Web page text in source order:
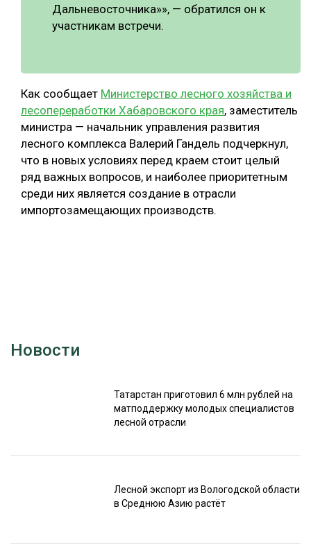
Дальневосточника»», — обратился он к
участникам встречи.
Как сообщает Министерство лесного хозяйства и
лесопереработки Хабаровского края, заместитель
министра — начальник управления развития
лесного комплекса Валерий Гандель подчеркнул,
что в новых условиях перед краем стоит целый
ряд важных вопросов, и наиболее приоритетным
среди них является создание в отрасли
импортозамещающих производств.
Новости
Татарстан приготовил 6 млн рублей на
матподдержку молодых специалистов
лесной отрасли
Лесной экспорт из Вологодской области
в Среднюю Азию растёт